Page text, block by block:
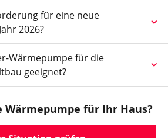
für eine neue
2026?
Wärmepumpe für die
geeignet?
Wärmepumpe für Ihr Haus?